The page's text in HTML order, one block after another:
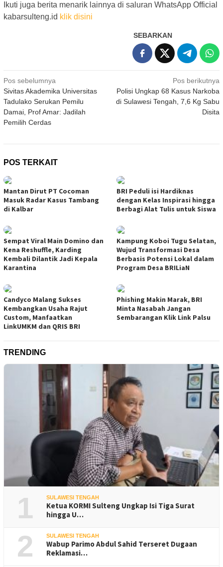
Ikuti juga berita menarik lainnya di saluran WhatsApp Official
kabarsulteng.id klik disini
SEBARKAN
Navigasi
pos
Pos sebelumnya
Sivitas Akademika Universitas
Tadulako Serukan Pemilu
Damai, Prof Amar: Jadilah
Pemilih Cerdas
Pos berikutnya
Polisi Ungkap 68 Kasus Narkoba
di Sulawesi Tengah, 7,6 Kg Sabu
Disita
POS TERKAIT
Mantan Dirut PT Cocoman
Masuk Radar Kasus Tambang
di Kalbar
BRI Peduli isi Hardiknas
dengan Kelas Inspirasi hingga
Berbagi Alat Tulis untuk Siswa
Sempat Viral Main Domino dan
Kena Reshuffle, Karding
Kembali Dilantik Jadi Kepala
Karantina
Kampung Koboi Tugu Selatan,
Wujud Transformasi Desa
Berbasis Potensi Lokal dalam
Program Desa BRILiaN
Candyco Malang Sukses
Kembangkan Usaha Rajut
Custom, Manfaatkan
LinkUMKM dan QRIS BRI
Phishing Makin Marak, BRI
Minta Nasabah Jangan
Sembarangan Klik Link Palsu
TRENDING
1 SULAWESI TENGAH
Ketua KORMI Sulteng Ungkap Isi Tiga Surat
hingga U…
2 SULAWESI TENGAH
Wabup Parimo Abdul Sahid Terseret Dugaan
Reklamasi…